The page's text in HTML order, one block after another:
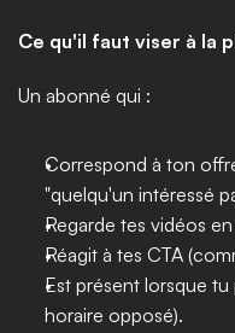
Ce qu'il faut viser à la
Un abonné qui :
Correspond à ton
"quelqu'un intéressé
Regarde tes vidéos
Réagit à tes CTA
Est présent lorsque tu
horaire opposé).